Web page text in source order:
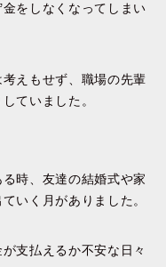
をしなくなってしまい
えもせず、職場の先輩
ていました。
時、友達の結婚式や家
いく月がありました。
支払えるか不安な日々